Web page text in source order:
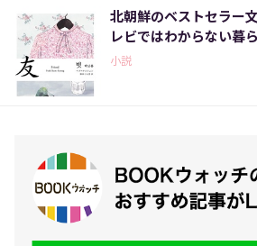
北朝鮮のベストセラー
レビではわからない暮
小説